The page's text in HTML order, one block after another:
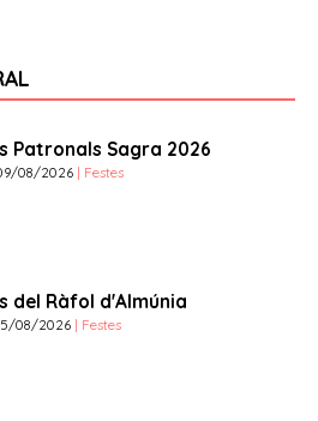
Patronals Sagra 2026
08/2026 | Festes
del Ràfol d'Almúnia
08/2026 | Festes